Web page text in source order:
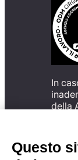
In
della
del
Questo